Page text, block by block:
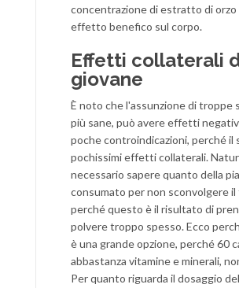
concentrazione di estratto di orzo
effetto benefico sul corpo.
Effetti collaterali
giovane
È noto che l'assunzione di troppe
più sane, può avere effetti
poche controindicazioni, perché il
pochissimi effetti collaterali.
necessario sapere quanto della
consumato per non sconvolgere
perché questo è il risultato di
polvere troppo spesso. Ecco
è una grande opzione, perché 60
abbastanza vitamine e minerali,
Per quanto riguarda il dosaggio